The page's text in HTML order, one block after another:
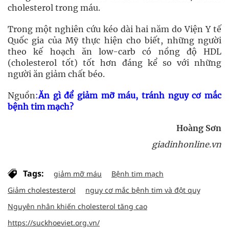
cholesterol trong máu.
Trong một nghiên cứu kéo dài hai năm do Viện Y tế
Quốc gia của Mỹ thực hiện cho biết, những người
theo kế hoạch ăn low-carb có nồng độ HDL
(cholesterol tốt) tốt hơn đáng kể so với những
người ăn giảm chất béo.
Nguồn:Ăn gì để giảm mỡ máu, tránh nguy cơ mắc
bệnh tim mạch?
Hoàng Sơn
giadinhonline.vn
Tags: giảm mỡ máu
Bệnh tim mạch
Giảm cholestesterol
nguy cơ mắc bệnh tim và đột quỵ
Nguyên nhân khiến cholesterol tăng cao
https://suckhoeviet.org.vn/